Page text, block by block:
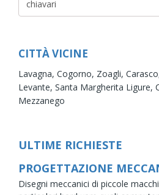
CITTÀ VICINE
Lavagna, Cogorno, Zoagli,
Levante, Santa Margherita Ligure,
Mezzanego
ULTIME RICHIESTE
PROGETTAZIONE
Disegni meccanici di piccole